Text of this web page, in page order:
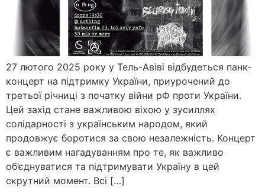
27 лютого 2025 року у Тель-Авіві відбудеться панк-
концерт на підтримку України, приурочений до
третьої річниці з початку війни рФ проти України.
Цей захід стане важливою віхою у зусиллях
солідарності з українським народом, який
продовжує боротися за свою незалежність. Концерт
є важливим нагадуванням про те, як важливо
об’єднуватися та підтримувати Україну в цей
скрутний момент. Всі […]